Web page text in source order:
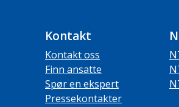
Kontakt
Kontakt oss
Finn ansatte
Spør en ekspert
Pressekontakter